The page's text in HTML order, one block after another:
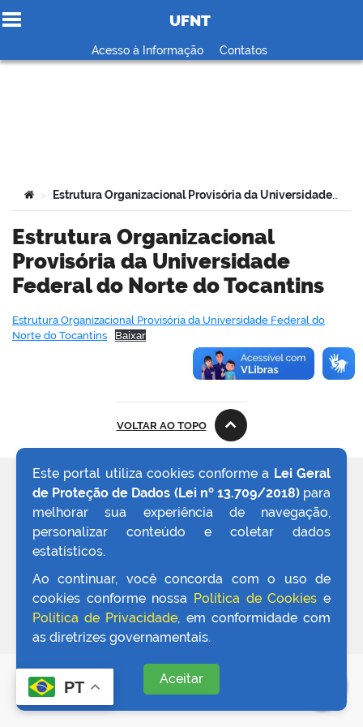
Ir para o conteúdo
UFNT
Acesso à Informação Contatos
Você está aqui:
> Estrutura Organizacional Provisória da Universidade Federal do Norte do Tocantins
Estrutura Organizacional
Provisória da Universidade
Federal do Norte do Tocantins
Estrutura Organizacional Provisória da Universidade Federal do
Norte do Tocantins
Baixar
VOLTAR AO TOPO
Este portal utiliza cookies conforme a Lei Geral
de Proteção de Dados (Lei nº 13.709/2018)para
melhorar sua experiência de navegação,
personalizar conteúdo e coletar dados
estatísticos.
Ao continuar, você concorda com o uso de
cookies conforme nossa Política de Cookies e
Política de Privacidade, em conformidade com
as diretrizes governamentais.
Aceitar
REDES SOCIAIS
PT